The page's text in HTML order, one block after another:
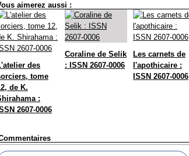
aimerez aussi :
des
tome
de K.
:
2607-0006
Coraline de Selik
: ISSN 2607-0006
Les carnets de
l'apothicaire :
ISSN 2607-0006